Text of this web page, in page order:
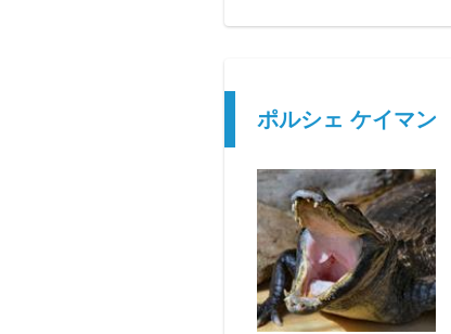
ポルシェ ケイマン